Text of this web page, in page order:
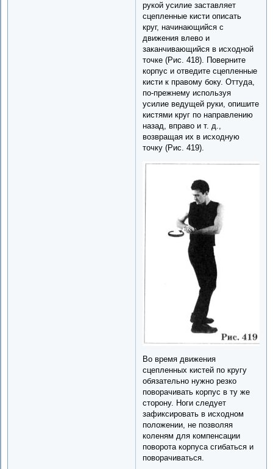
рукой усилие заставляет
сцепленные кисти описать
круг, начинающийся с
движения влево и
заканчивающийся в исходной
точке (Рис. 418). Поверните
корпус и отведите сцепленные
кисти к правому боку. Оттуда,
по-прежнему используя
усилие ведущей руки, опишите
кистями круг по направлению
назад, вправо и т. д.,
возвращая их в исходную
точку (Рис. 419).
Во время движения
сцепленных кистей по кругу
обязательно нужно резко
поворачивать корпус в ту же
сторону. Ноги следует
зафиксировать в исходном
положении, не позволяя
коленям для компенсации
поворота корпуса сгибаться и
поворачиваться.